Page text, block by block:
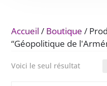
Accueil / Boutique /
“Géopolitique de
Voici le seul résultat